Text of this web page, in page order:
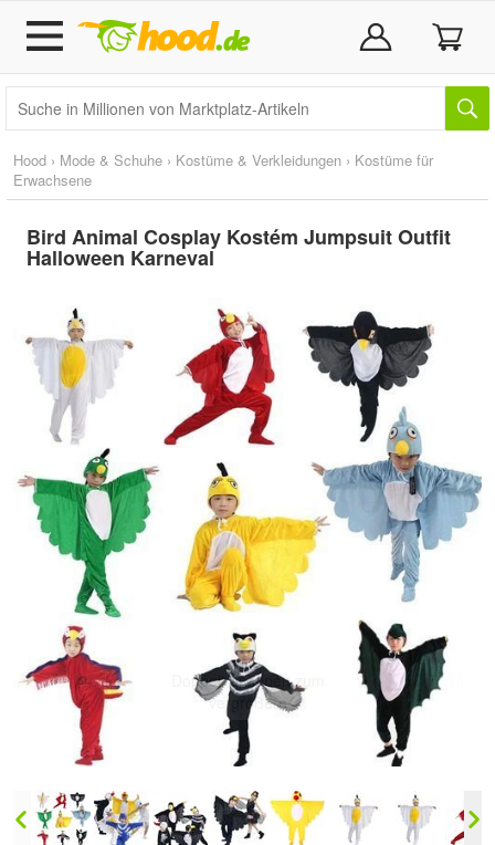
Hood › Mode & Schuhe › Kostüme & Verkleidungen › Kostüme für
Erwachsene
Bird Animal Cosplay Kostém Jumpsuit Outfit
Halloween Karneval
Doppelt antippen zum
vergrößern